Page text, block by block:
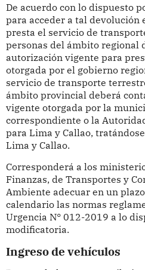
De acuerdo con lo dispuesto
para acceder a tal devolución
presta el servicio de
personas del ámbito regional
autorización vigente para
otorgada por el gobierno
servicio de transporte
ámbito provincial deberá
vigente otorgada por la
correspondiente o la
para Lima y Callao,
Lima y Callao.
Corresponderá a los
Finanzas, de Transportes y
Ambiente adecuar en un
calendario las normas
Urgencia N° 012-2019 a lo
modificatoria.
Ingreso de vehículos